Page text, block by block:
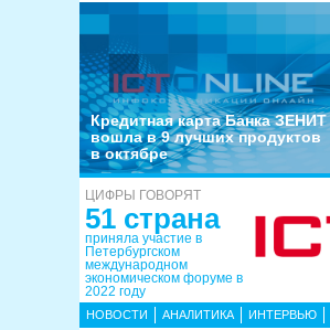
Кредитная карта Банка ЗЕНИТ
вошла в 9 лучших продуктов
в октябре
ЦИФРЫ ГОВОРЯТ
51 страна
приняла участие в
Петербургском
международном
экономическом форуме в
2022 году
НОВОСТИ АНАЛИТИКА ИНТЕРВЬЮ